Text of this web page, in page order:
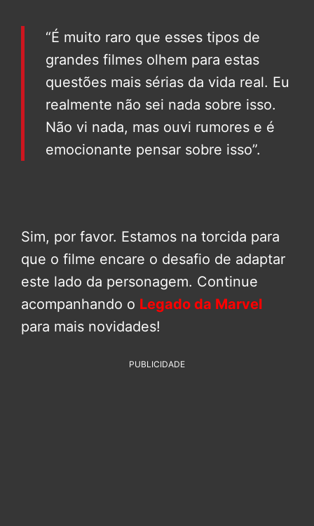
“É muito raro que esses tipos de
grandes filmes olhem para estas
questões mais sérias da vida real. Eu
realmente não sei nada sobre isso.
Não vi nada, mas ouvi rumores e é
emocionante pensar sobre isso”.
Sim, por favor. Estamos na torcida para
que o filme encare o desafio de adaptar
este lado da personagem. Continue
acompanhando o Legado da Marvel
para mais novidades!
PUBLICIDADE